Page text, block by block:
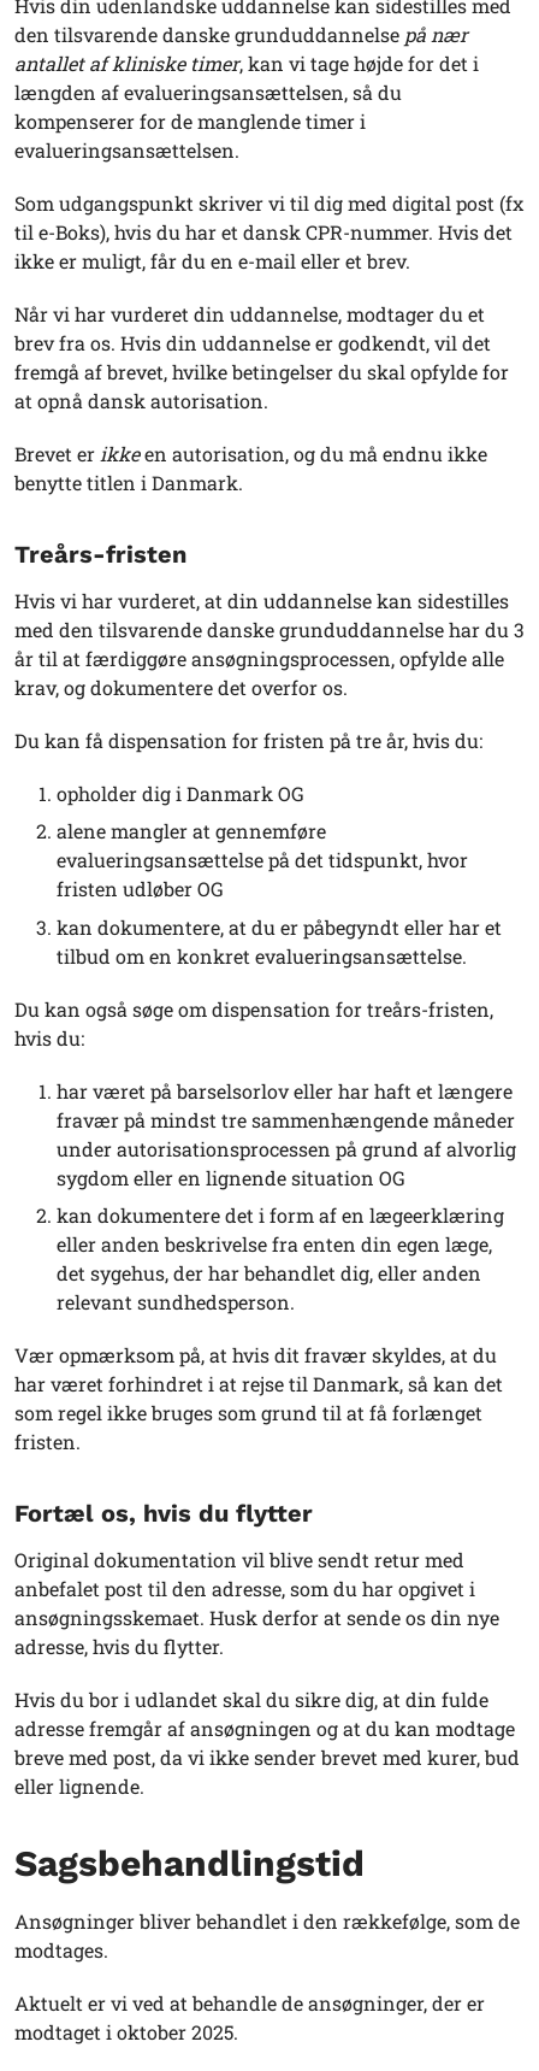
Hvis din udenlandske uddannelse kan sidestilles med
den tilsvarende danske grunduddannelse på nær
antallet af kliniske timer, kan vi tage højde for det i
længden af evalueringsansættelsen, så du
kompenserer for de manglende timer i
evalueringsansættelsen.
Som udgangspunkt skriver vi til dig med digital post (fx
til e-Boks), hvis du har et dansk CPR-nummer. Hvis det
ikke er muligt, får du en e-mail eller et brev.
Når vi har vurderet din uddannelse, modtager du et
brev fra os. Hvis din uddannelse er godkendt, vil det
fremgå af brevet, hvilke betingelser du skal opfylde for
at opnå dansk autorisation.
Brevet er ikkeen autorisation, og du må endnu ikke
benytte titlen i Danmark.
Treårs-fristen
Hvis vi har vurderet, at din uddannelse kan sidestilles
med den tilsvarende danske grunduddannelse har du 3
år til at færdiggøre ansøgningsprocessen, opfylde alle
krav, og dokumentere det overfor os.
Du kan få dispensation for fristen på tre år, hvis du:
opholder dig i Danmark OG
alene mangler at gennemføre
evalueringsansættelse på det tidspunkt, hvor
fristen udløber OG
kan dokumentere, at du er påbegyndt eller har et
tilbud om en konkret evalueringsansættelse.
Du kan også søge om dispensation for treårs-fristen,
hvis du:
har været på barselsorlov eller har haft et længere
fravær på mindst tre sammenhængende måneder
under autorisationsprocessen på grund af alvorlig
sygdom eller en lignende situation OG
kan dokumentere det i form af en lægeerklæring
eller anden beskrivelse fra enten din egen læge,
det sygehus, der har behandlet dig, eller anden
relevant sundhedsperson.
Vær opmærksom på, at hvis dit fravær skyldes, at du
har været forhindret i at rejse til Danmark, så kan det
som regel ikke bruges som grund til at få forlænget
fristen.
Fortæl os, hvis du flytter
Original dokumentation vil blive sendt retur med
anbefalet post til den adresse, som du har opgivet i
ansøgningsskemaet. Husk derfor at sende os din nye
adresse, hvis du flytter.
Hvis du bor i udlandet skal du sikre dig, at din fulde
adresse fremgår af ansøgningen og at du kan modtage
breve med post, da vi ikke sender brevet med kurer, bud
eller lignende.
Sagsbehandlingstid
Ansøgninger bliver behandlet i den rækkefølge, som de
modtages.
Aktuelt er vi ved at behandle de ansøgninger, der er
modtaget i oktober 2025.